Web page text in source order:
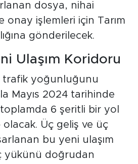
dosya, nihai
onay işlemleri için Tarım
gönderilecek.
Ulaşım Koridoru
trafik yoğunluğunu
Mayıs 2024 tarihinde
6 şeritli bir yol
olacak. Üç geliş ve üç
bu yeni ulaşım
yükünü doğrudan